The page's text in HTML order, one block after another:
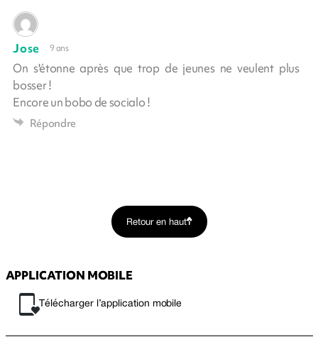
Jose 9 ans
On s'étonne après que trop de jeunes ne veulent plus
bosser !
Encore un bobo de socialo !
Répondre
Retour en haut
APPLICATION MOBILE
Télécharger l’application mobile